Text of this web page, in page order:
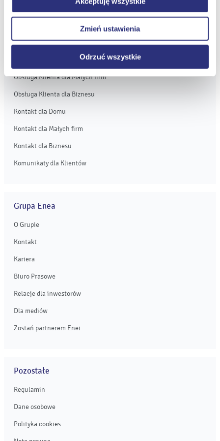
dotyczy jednak plików cookie niezbędnych do
prawidłowego wyświetlania i działania naszych stron
Zmień ustawienia
Odrzuć wszystkie
Obsługa i kontakt
Moja Enea
Obsługa Klienta dla Domu
Obsługa Klienta dla Małych firm
Obsługa Klienta dla Biznesu
Kontakt dla Domu
Kontakt dla Małych firm
Kontakt dla Biznesu
Komunikaty dla Klientów
Grupa Enea
O Grupie
Kontakt
Kariera
Biuro Prasowe
Relacje dla inwestorów
Dla mediów
Zostań partnerem Enei
Pozostałe
Regulamin
Dane osobowe
Polityka cookies